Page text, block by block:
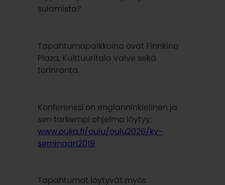
sulamista?
Tapahtumapaikkoina ovat Finnkino
Plaza, Kulttuuritalo Valve sekä
torinranta.
Konferenssi on englanninkielinen ja
sen tarkempi ohjelma löytyy:
www.ouka.fi/oulu/oulu2026/kv-
seminaari2019
Tapahtumat löytyvät myös